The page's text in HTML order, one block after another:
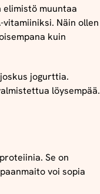
elimistö muuntaa
Näin ollen
kuin
jogurttia.
löysempää.
Se on
voi sopia